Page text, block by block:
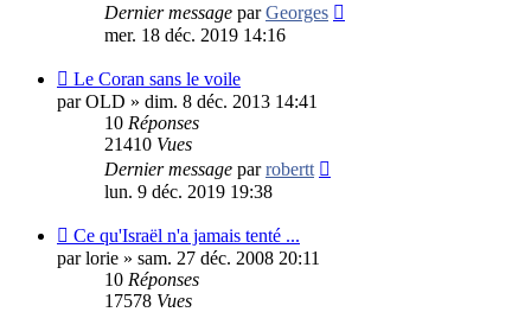
Dernier message parGeorges
mer. 18 déc. 2019 14:16
Le Coran sans le voile
parOLD » dim. 8 déc. 2013 14:41
10 Réponses
21410 Vues
Dernier message parrobertt
lun. 9 déc. 2019 19:38
Ce qu'Israël n'a jamais tenté ...
parlorie » sam. 27 déc. 2008 20:11
10 Réponses
17578 Vues